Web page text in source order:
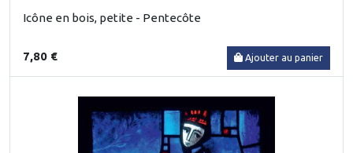
Icône en bois, petite - Pentecôte
7,80 € Ajouter au panier